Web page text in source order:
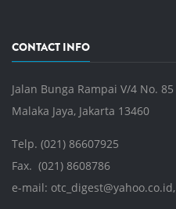
CONTACT INFO
Jalan Bunga Rampai V/4 No. 85
Malaka Jaya, Jakarta 13460
Telp. (021) 86607925
Fax. (021) 8608786
e-mail: otc_digest@yahoo.co.id,